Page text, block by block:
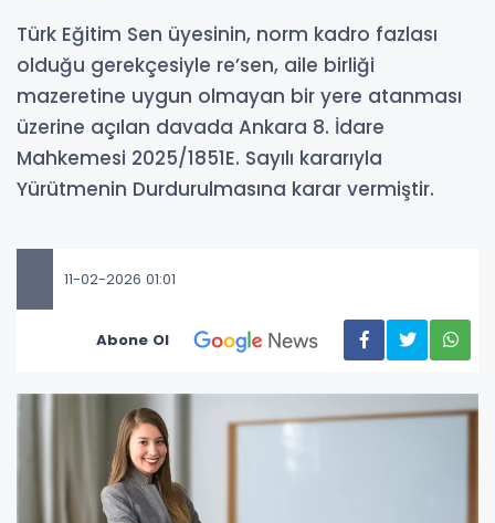
Türk Eğitim Sen üyesinin, norm kadro fazlası
olduğu gerekçesiyle re’sen, aile birliği
mazeretine uygun olmayan bir yere atanması
üzerine açılan davada Ankara 8. İdare
Mahkemesi 2025/1851E. Sayılı kararıyla
Yürütmenin Durdurulmasına karar vermiştir.
11-02-2026 01:01
Abone Ol